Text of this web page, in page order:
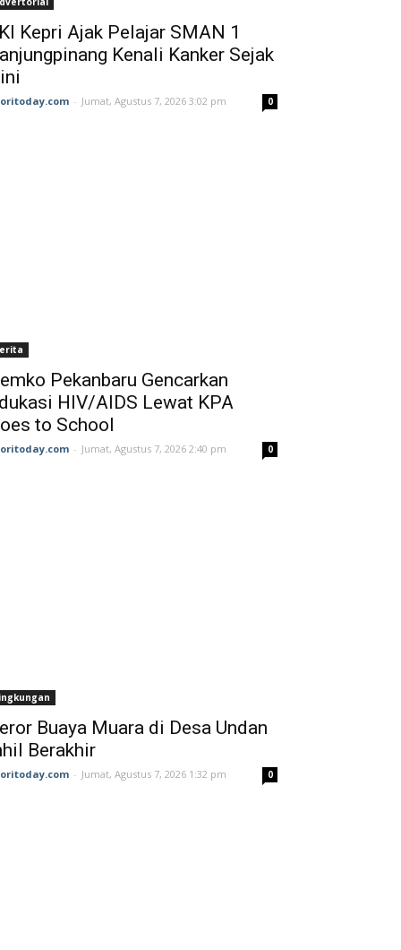
Kepri Ajak Pelajar SMAN 1
Kenali Kanker Sejak
- Jumat, Agustus 7, 2026 3:02 pm 0
Pekanbaru Gencarkan
HIV/AIDS Lewat KPA
to School
- Jumat, Agustus 7, 2026 2:40 pm 0
Buaya Muara di Desa Undan
Berakhir
- Jumat, Agustus 7, 2026 1:32 pm 0